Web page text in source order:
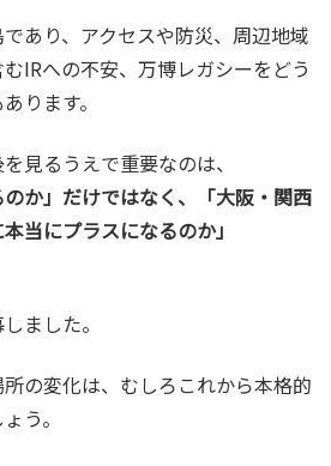
あり、アクセスや防災、周辺地域
IRへの不安、万博レガシーをどう
ります。
見るうえで重要なのは、
のか」だけではなく、「大阪・関西
当にプラスになるのか」
ました。
の変化は、むしろこれから本格的
う。